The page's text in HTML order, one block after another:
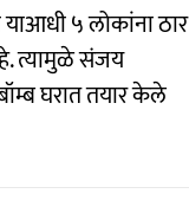
याआधी ५ लोकांना ठार
त्यामुळे संजय
घरात तयार केले